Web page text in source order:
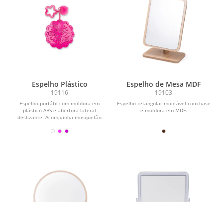
Espelho Plástico
19116
Espelho portátil com moldura em
plástico ABS e abertura lateral
deslizante. Acompanha mosquetão
Espelho de Mesa MDF
19103
Espelho retangular montável com base
e moldura em MDF.